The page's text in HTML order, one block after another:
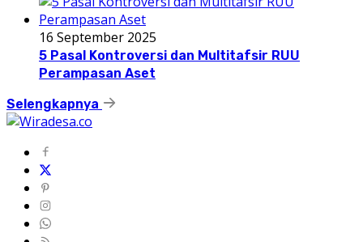
16 September 2025
5 Pasal Kontroversi dan Multitafsir RUU
Perampasan Aset
Selengkapnya